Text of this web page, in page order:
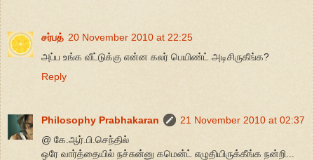
சர்பத் 20 November 2010 at 22:25
அப்ப உங்க வீட்டுக்கு என்ன கலர் பெயிண்ட் அடிசிருகீங்க?
Reply
Philosophy Prabhakaran
21 November 2010 at 02:37
@ கே.ஆர்.பி.செந்தில்
ஒரே வார்த்தையில் நச்சுன்னு கமென்ட் எழுதியிருக்கீங்க நன்றி...